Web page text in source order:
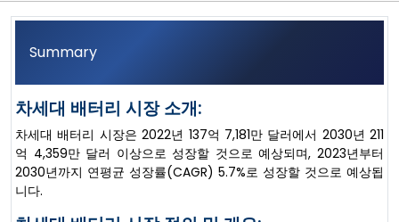
• 사례 연구
Summary
차세대 배터리 시장 소개:
차세대 배터리 시장은 2022년 137억 7,181만 달러에서 2030년 211
억 4,359만 달러 이상으로 성장할 것으로 예상되며, 2023년부터
2030년까지 연평균 성장률(CAGR) 5.7%로 성장할 것으로 예상됩
니다.